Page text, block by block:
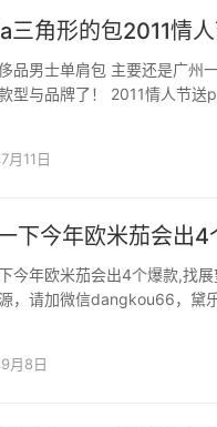
三角形的包2011情
品男士单肩包 主要还是广州
型与品牌了！ 2011情人节
月11日
下今年欧米茄会出4
今年欧米茄会出4个爆款,找
，请加微信dangkou66，黛
月8日